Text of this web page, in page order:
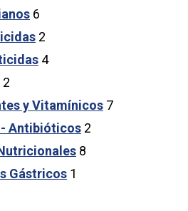
6
2
4
2
y Vitamínicos 7
Antibióticos 2
8
Gástricos 1